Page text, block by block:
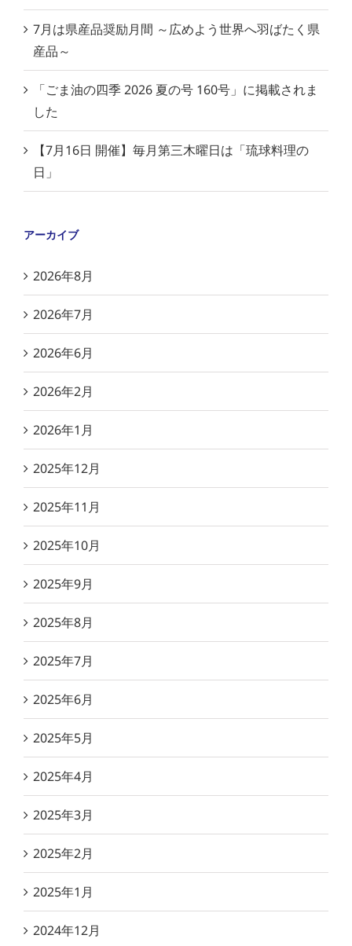
7月は県産品奨励月間 ～広めよう世界へ羽ばたく県
産品～
「ごま油の四季 2026 夏の号 160号」に掲載されま
した
【7月16日 開催】毎月第三木曜日は「琉球料理の
日」
アーカイブ
2026年8月
2026年7月
2026年6月
2026年2月
2026年1月
2025年12月
2025年11月
2025年10月
2025年9月
2025年8月
2025年7月
2025年6月
2025年5月
2025年4月
2025年3月
2025年2月
2025年1月
2024年12月